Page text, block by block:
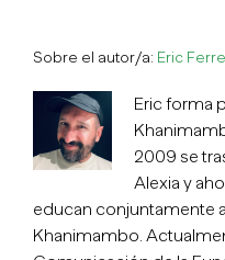
Sobre el autor/a: Eric
Eric forma
2009 se
Alexia y
educan conjuntamente
Khanimambo.